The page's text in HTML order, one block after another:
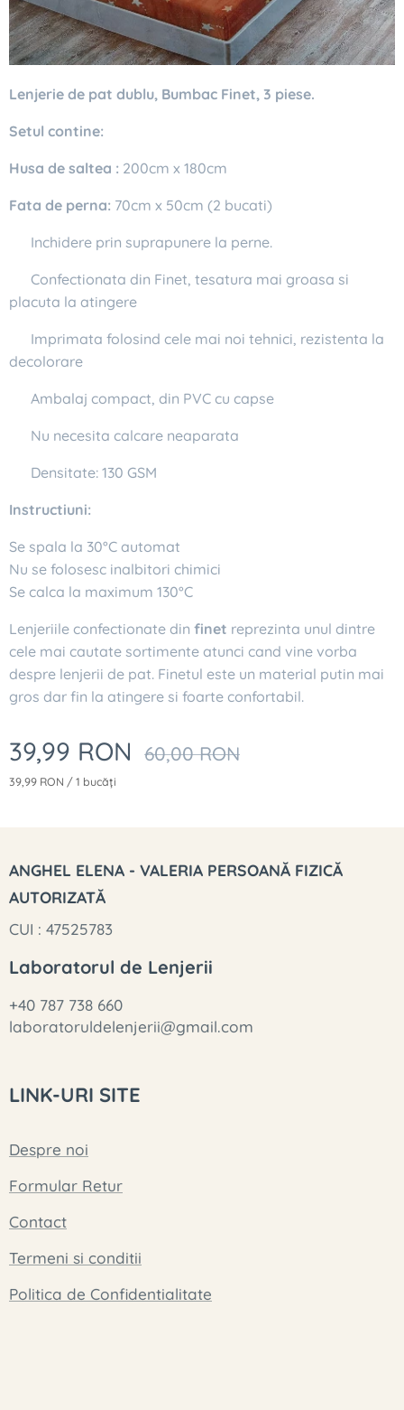
Lenjerie de pat dublu, Bumbac Finet, 3 piese.
Setul contine:
Husa de saltea : 200cm x 180cm
Fata de perna: 70cm x 50cm (2 bucati)
✔ Inchidere prin suprapunere la perne.
✔ Confectionata din Finet, tesatura mai groasa si
placuta la atingere
✔ Imprimata folosind cele mai noi tehnici, rezistenta la
decolorare
✔ Ambalaj compact, din PVC cu capse
✔ Nu necesita calcare neaparata
✔ Densitate: 130 GSM
Instructiuni:
Se spala la 30°C automat
Nu se folosesc inalbitori chimici
Se calca la maximum 130°C
Lenjeriile confectionate din finet reprezinta unul dintre
cele mai cautate sortimente atunci cand vine vorba
despre lenjerii de pat. Finetul este un material putin mai
gros dar fin la atingere si foarte confortabil.
39,99 RON 60,00RON
39,99 RON / 1 bucăți
ANGHEL ELENA - VALERIA PERSOANĂ FIZICĂ
AUTORIZATĂ
CUI : 47525783
Laboratorul de Lenjerii
+40 787 738 660
laboratoruldelenjerii@gmail.com
LINK-URI SITE
Despre noi
Formular Retur
Contact
Termeni si conditii
Politica de Confidentialitate